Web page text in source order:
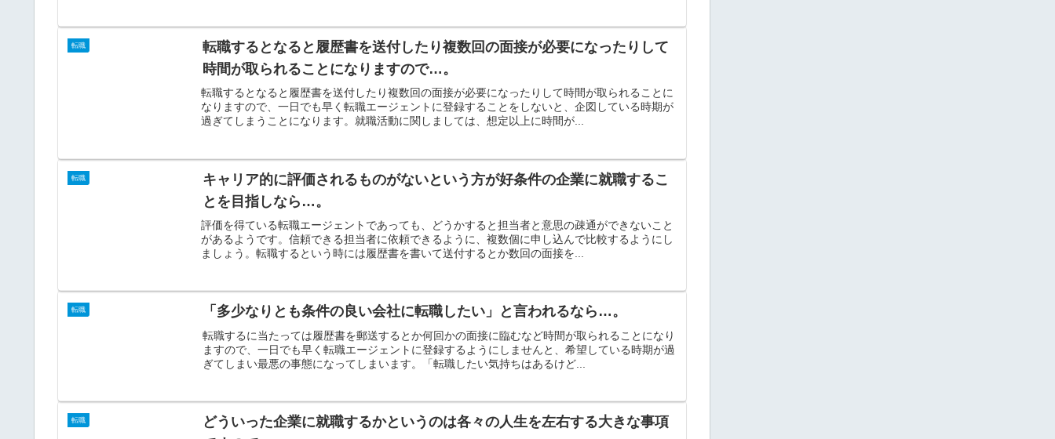
転職
転職するとなると履歴書を送付したり複数回の面接が必要になったりして
時間が取られることになりますので…。
転職するとなると履歴書を送付したり複数回の面接が必要になったりして時間が取られることに
なりますので、一日でも早く転職エージェントに登録することをしないと、企図している時期が
過ぎてしまうことになります。就職活動に関しましては、想定以上に時間が...
転職
キャリア的に評価されるものがないという方が好条件の企業に就職するこ
とを目指しなら…。
評価を得ている転職エージェントであっても、どうかすると担当者と意思の疎通ができないこと
があるようです。信頼できる担当者に依頼できるように、複数個に申し込んで比較するようにし
ましょう。転職するという時には履歴書を書いて送付するとか数回の面接を...
転職 「多少なりとも条件の良い会社に転職したい」と言われるなら…。
転職するに当たっては履歴書を郵送するとか何回かの面接に臨むなど時間が取られることになり
ますので、一日でも早く転職エージェントに登録するようにしませんと、希望している時期が過
ぎてしまい最悪の事態になってしまいます。「転職したい気持ちはあるけど...
転職
どういった企業に就職するかというのは各々の人生を左右する大きな事項